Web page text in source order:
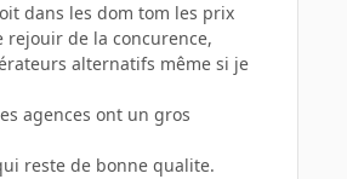
dans les dom tom les prix
rejouir de la concurence,
alternatifs même si je
agences ont un gros
reste de bonne qualite.